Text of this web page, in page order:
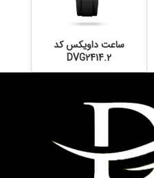
ساعت داویکس کد
DVG2414.2